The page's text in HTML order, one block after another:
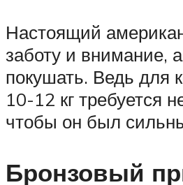
Настоящий
заботу и внимание,
покушать. Ведь для
10-12 кг требуется
чтобы он был
Бронзовый